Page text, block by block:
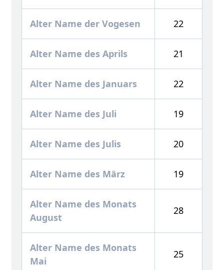
Alter Name der Vogesen 22
Alter Name des Aprils 21
Alter Name des Januars 22
Alter Name des Juli 19
Alter Name des Julis 20
Alter Name des März 19
Alter Name des Monats
August
28
Alter Name des Monats
Mai
25